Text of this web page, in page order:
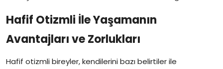
Hafif Otizmli İle Yaşamanın
Avantajları ve Zorlukları
Hafif otizmli bireyler, kendilerini bazı belirtiler ile